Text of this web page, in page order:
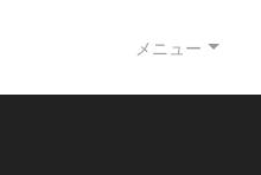
メニュー